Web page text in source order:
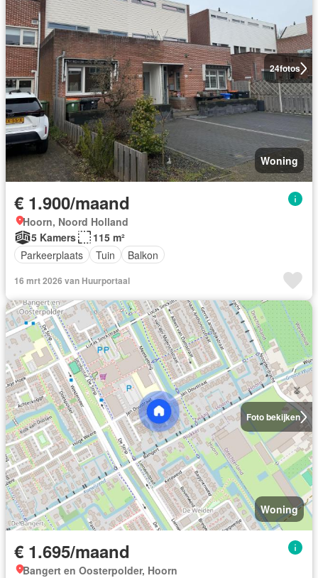
24fotos
Woning
€ 1.900/maand
Hoorn, Noord Holland
5 Kamers
115 m²
Parkeerplaats
Tuin Balkon
16 mrt 2026 van Huurportaal
Foto bekijken
Woning
€ 1.695/maand
Bangert en Oosterpolder, Hoorn